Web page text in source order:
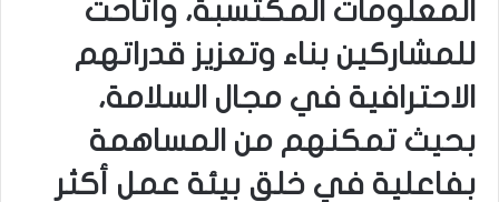
المعلومات المكتسبة، وأتاحت
للمشاركين بناء وتعزيز قدراتهم
الاحترافية في مجال السلامة،
بحيث تمكنهم من المساهمة
بفاعلية في خلق بيئة عمل أكثر